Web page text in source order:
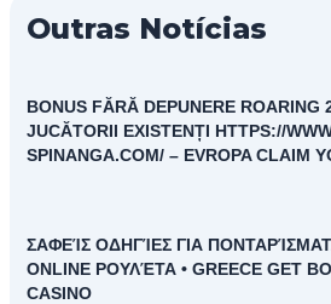
Outras Notícias
BONUS FĂRĂ DEPUNERE ROARING
JUCĂTORII EXISTENȚI HTTPS://
SPINANGA.COM/ – EVROPA CLAIM
ΣΑΦΕΊΣ ΟΔΗΓΊΕΣ ΓΙΑ
ONLINE ΡΟΥΛΈΤΑ • GREECE GET
CASINO